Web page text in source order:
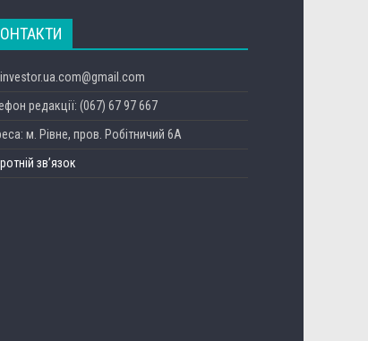
investor.ua.com@gmail.com
редакції: (067) 67 97 667
м. Рівне, пров. Робітничий 6А
зв’язок